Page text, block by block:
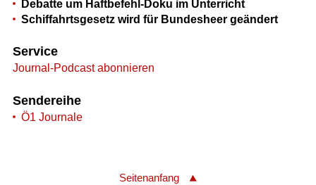
Debatte um Haftbefehl-Doku im Unterricht
Schiffahrtsgesetz wird für Bundesheer geändert
Service
Journal-Podcast abonnieren
Sendereihe
Ö1 Journale
Seitenanfang